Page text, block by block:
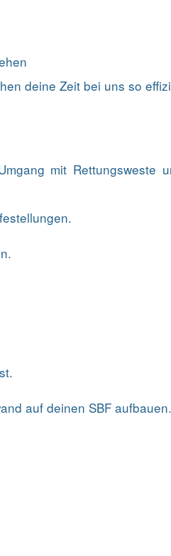
deine Zeit bei uns so
mit Rettungsweste
auf deinen SBF